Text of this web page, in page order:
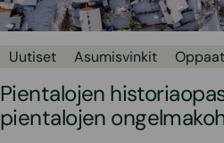
Uutiset Asumisvinkit Oppaat
Pientalojen
pientalojen